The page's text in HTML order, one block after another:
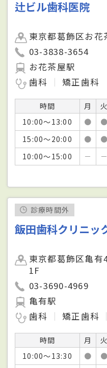
辻ビル歯科医院
東京都葛飾区お
03-3838-3654
お花茶屋駅
歯科
矯正歯科
時間 月 火
10:00～13:00
● ●
15:00～20:00
● ●
10:00～15:00
－ －
診療時間外
飯田歯科クリニッ
東京都葛飾区亀
1F
03-3690-4969
亀有駅
歯科
矯正歯科
時間 月 火
10:00～13:30
● ●